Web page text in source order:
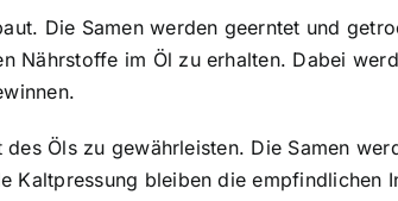
Die Samen werden geerntet und
im Öl zu erhalten. Dabei
Öls zu gewährleisten. Die Samen
bleiben die empfindlichen